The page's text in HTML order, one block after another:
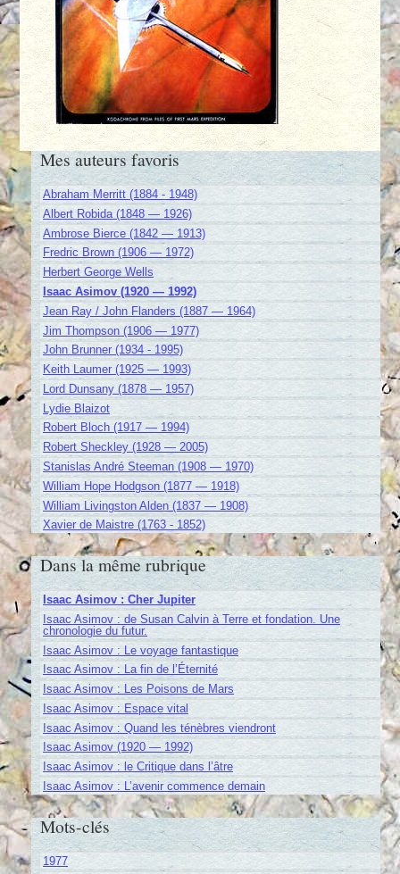
Mes auteurs favoris
Abraham Merritt (1884 - 1948)
Albert Robida (1848 — 1926)
Ambrose Bierce (1842 — 1913)
Fredric Brown (1906 — 1972)
Herbert George Wells
Isaac Asimov (1920 — 1992)
Jean Ray / John Flanders (1887 — 1964)
Jim Thompson (1906 — 1977)
John Brunner (1934 - 1995)
Keith Laumer (1925 — 1993)
Lord Dunsany (1878 — 1957)
Lydie Blaizot
Robert Bloch (1917 — 1994)
Robert Sheckley (1928 — 2005)
Stanislas André Steeman (1908 — 1970)
William Hope Hodgson (1877 — 1918)
William Livingston Alden (1837 — 1908)
Xavier de Maistre (1763 - 1852)
Dans la même rubrique
Isaac Asimov : Cher Jupiter
Isaac Asimov : de Susan Calvin à Terre et fondation. Une
chronologie du futur.
Isaac Asimov : Le voyage fantastique
Isaac Asimov : La fin de l’Éternité
Isaac Asimov : Les Poisons de Mars
Isaac Asimov : Espace vital
Isaac Asimov : Quand les ténèbres viendront
Isaac Asimov (1920 — 1992)
Isaac Asimov : le Critique dans l’âtre
Isaac Asimov : L’avenir commence demain
Mots-clés
1977